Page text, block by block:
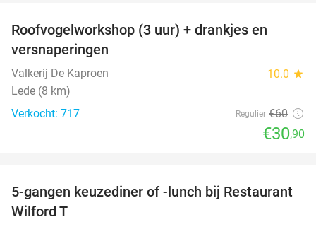
Roofvogelworkshop (3 uur) + drankjes en
versnaperingen
Valkerij De Kaproen 10.0 star
Lede (8 km)
Verkocht: 717
Regulier €60
€30,90
50%
5-gangen keuzediner of -lunch bij Restaurant
Wilford T